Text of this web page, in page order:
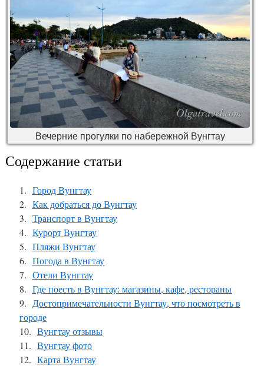
Вечерние прогулки по набережной Вунгтау
Содержание статьи
Город Вунгтау
Как добраться до Вунгтау
Транспорт в Вунгтау
Курорт Вунгтау
Пляжи Вунгтау
Погода в Вунгтау
Отели Вунгтау
Где поесть в Вунгтау: магазины, кафе, рестораны
Достопримечательности Вунгтау, что посмотреть в
городе
Вунгтау отзывы
Вунгтау фото
Карта Вунгтау